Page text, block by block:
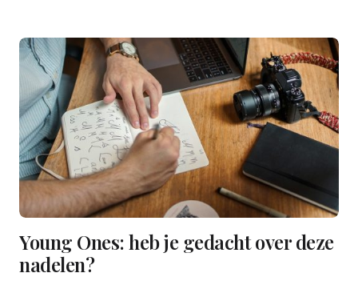
Young Ones: heb je gedacht over deze
nadelen?